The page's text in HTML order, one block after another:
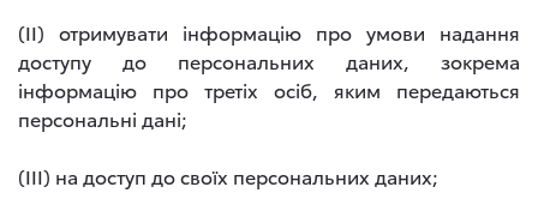
(II) отримувати інформацію про умови надання
доступу до персональних даних, зокрема
інформацію про третіх осіб, яким передаються
персональні дані;
(III) на доступ до своїх персональних даних;